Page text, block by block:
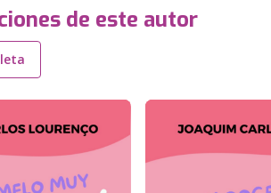
de este autor